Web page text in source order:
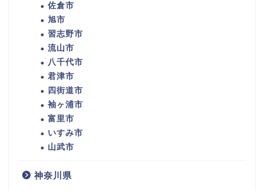
佐倉市
旭市
習志野市
流山市
八千代市
君津市
四街道市
袖ヶ浦市
富里市
いすみ市
山武市
神奈川県